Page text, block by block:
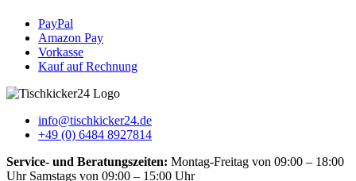
PayPal
Amazon Pay
Vorkasse
Kauf auf Rechnung
info@tischkicker24.de
+49 (0) 6484 8927814
Service- und Beratungszeiten: Montag-Freitag von 09:00 – 18:00
Uhr Samstags von 09:00 – 15:00 Uhr